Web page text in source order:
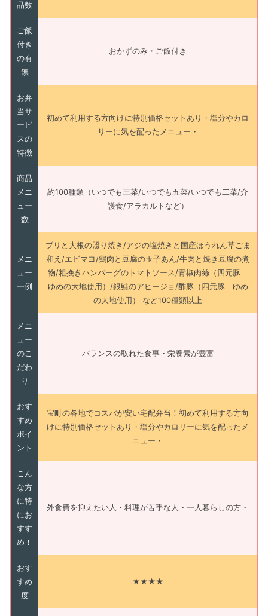
品数
ご飯
付き
の有
無
おかずのみ・ご飯付き
お弁
当サ
ービ
スの
特徴
初めて利用する方向けに特別価格セットあり・塩分やカロ
リーに気を配ったメニュー・
商品
メニ
ュー
数
約100種類（いつでも三菜/いつでも五菜/いつでも二菜/介
護食/アラカルトなど）
メニ
ュー
一例
ブリと大根の照り焼き/アジの塩焼きと国産ほうれん草ごま
和え/エビマヨ/鶏肉と豆腐の玉子あん/牛肉と焼き豆腐の煮
物/粗挽きハンバーグのトマトソース/青椒肉絲（四元豚
ゆめの大地使用）/銀鮭のアヒージョ/酢豚（四元豚 ゆめ
の大地使用） など100種類以上
メニ
ュー
のこ
だわ
り
バランスの取れた食事・栄養素が豊富
おす
すめ
ポイ
ント
宝町の各地でコスパが安い宅配弁当！初めて利用する方向
けに特別価格セットあり・塩分やカロリーに気を配ったメ
ニュー・
こん
な方
に特
にお
すす
め！
外食費を抑えたい人・料理が苦手な人・一人暮らしの方・
おす
すめ
度
★★★★